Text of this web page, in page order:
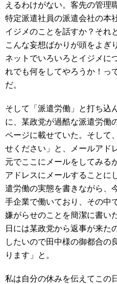
えるわけがない。客先の管理
特定派遣社員の派遣会社の本
イジメのことを話すか？それ
こんな妄想ばかりが頭をよぎ
ネットでいろいろとイジメに
れでも何をしてやろうか！っ
だ。
そして「派遣労働」と打ち込
に、某政党が過酷な派遣労働
ページに載せていた。そして
せください」と、メールアド
元でここにメールをしてみる
アドレスにメールすることに
遣労働の実態を書きながら、
手企業で働いており、その中
嫌がらせのことを簡潔に書い
日には某政党から返事が来た
したいので田中様の御都合の
ります」と。
私は自分の休みを伝えてこの